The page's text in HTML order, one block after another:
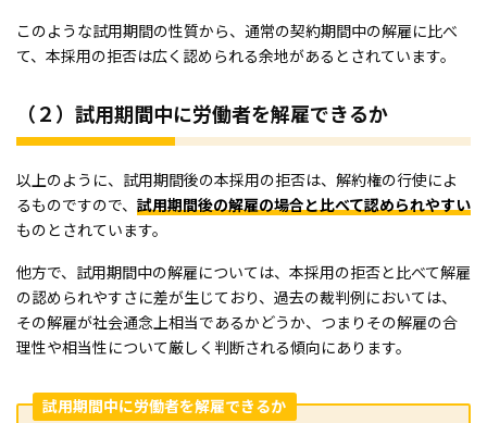
このような試用期間の性質から、通常の契約期間中の解雇に比べ
て、本採用の拒否は広く認められる余地があるとされています。
（２）試用期間中に労働者を解雇できるか
以上のように、試用期間後の本採用の拒否は、解約権の行使によ
るものですので、 試用期間後の解雇の場合と比べて認められやすい
ものとされています。
他方で、試用期間中の解雇については、本採用の拒否と比べて解雇
の認められやすさに差が生じており、過去の裁判例においては、
その解雇が社会通念上相当であるかどうか、つまりその解雇の合
理性や相当性について厳しく判断される傾向にあります。
試用期間中に労働者を解雇できるか